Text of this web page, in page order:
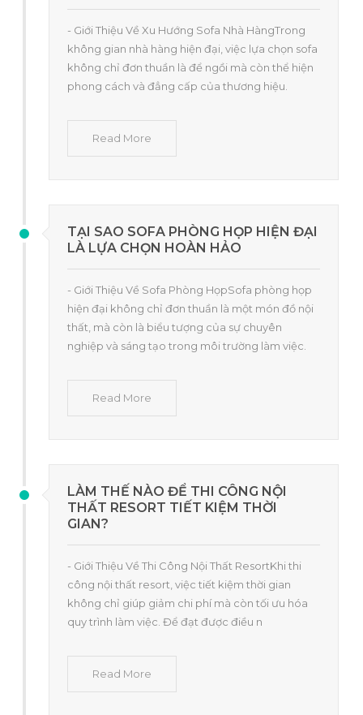
- Giới Thiệu Về Xu Hướng Sofa Nhà HàngTrong
không gian nhà hàng hiện đại, việc lựa chọn sofa
không chỉ đơn thuần là để ngồi mà còn thể hiện
phong cách và đẳng cấp của thương hiệu.
Read More
TẠI SAO SOFA PHÒNG HỌP HIỆN ĐẠI
LÀ LỰA CHỌN HOÀN HẢO
- Giới Thiệu Về Sofa Phòng HọpSofa phòng họp
hiện đại không chỉ đơn thuần là một món đồ nội
thất, mà còn là biểu tượng của sự chuyên
nghiệp và sáng tạo trong môi trường làm việc.
Read More
LÀM THẾ NÀO ĐỂ THI CÔNG NỘI
THẤT RESORT TIẾT KIỆM THỜI
GIAN?
- Giới Thiệu Về Thi Công Nội Thất ResortKhi thi
công nội thất resort, việc tiết kiệm thời gian
không chỉ giúp giảm chi phí mà còn tối ưu hóa
quy trình làm việc. Để đạt được điều n
Read More